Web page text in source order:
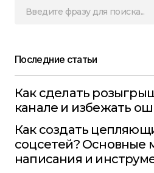
Последние статьи
Как сделать
канале и избежать
Как создать
соцсетей? Основные
написания и